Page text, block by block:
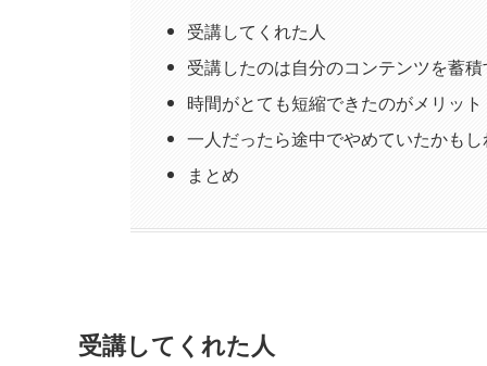
受講してくれた人
受講したのは自分のコンテンツを蓄
時間がとても短縮できたのがメリット
一人だったら途中でやめていたかも
まとめ
受講してくれた人